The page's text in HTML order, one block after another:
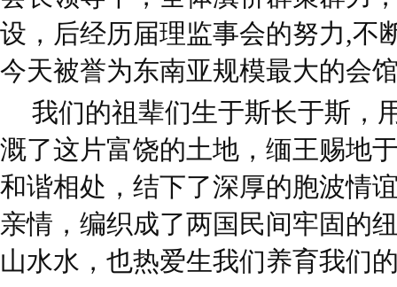
设，后经历届理监事会的努力,不
今天被誉为东南亚规模最大的会
我们的祖辈们生于斯长于斯，
溉了这片富饶的土地，缅王赐地
和谐相处，结下了深厚的胞波情
亲情，编织成了两国民间牢固的
山水水，也热爱生我们养育我们